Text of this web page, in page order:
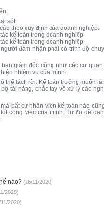
sót.
theo quy định của doanh nghiệp.
kế toán trong doanh nghiệp
kế toán trong doanh nghiệp
đảm nhận phải có trình độ
giám đốc cũng như các cơ
nhiệm vụ của mình.
thể tách rời. Kế toán trưởng muốn
tài năng, chắc tay về xử lý các
bất cứ nhân viên kế toán nào
công việc của mình. Từ đó dễ
nào? (26/11/2020)
2020)
2020)